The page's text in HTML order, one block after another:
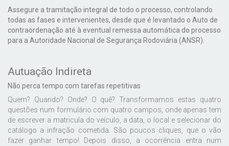
Assegure a tramitação integral de todo o processo, controlando
todas as fases e intervenientes, desde que é levantado o Auto de
contraordenação até à eventual remessa automática do processo
para a Autoridade Nacional de Segurança Rodoviária (ANSR).
Autuação Indireta
Não perca tempo com tarefas repetitivas
Quem? Quando? Onde? O quê? Transformamos estas quatro
questões num formulário com quatro campos, onde apenas tem
de escrever a matricula do veículo, a data, o local e selecionar do
catálogo a infração cometida. São poucos cliques, que o vão
fazer ganhar tempo! Depois disso, a ocorrência entra num